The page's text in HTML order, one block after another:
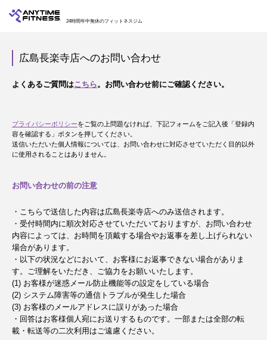
24時間年中無休のフィットネスジム
広島長楽寺店へのお問い合わせ
よくあるご質問はこちら。お問い合わせ前にご確認ください。
プライバシーポリシーをご覧の上問題なければ、下記フォームをご記入後「登録内
容を確認する」ボタンを押してください。
送信いただいた個人情報については、お問い合わせに対応させていただく目的以外
に使用されることはありません。
お問い合わせの前の注意
・こちらで送信した内容は広島長楽寺店へのみ送信されます。
・受付時間内に順次対応させていただいておりますが、お問い合わせ
内容によっては、お時間を頂戴する場合やお返事を差し上げられない
場合があります。
・以下の状況などにおいて、お客様にお返事できない場合がありま
す。ご理解をいただき、ご協力をお願いいたします。
(1) お客様が迷惑メール防止機能等の設定をしている場合
(2) システム障害等の通信トラブルが発生した場合
(3) お客様のメールアドレスに誤りがあった場合
・回答はお客様個人宛にお送りするものです。一部または全部の転
載・転送等の二次利用はご遠慮ください。